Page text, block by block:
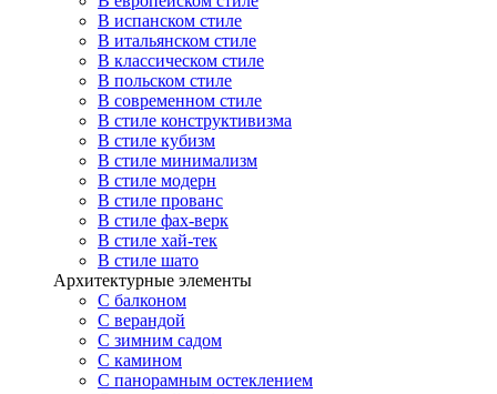
В испанском стиле
В итальянском стиле
В классическом стиле
В польском стиле
В современном стиле
В стиле конструктивизма
В стиле кубизм
В стиле минимализм
В стиле модерн
В стиле прованс
В стиле фах-верк
В стиле хай-тек
В стиле шато
Архитектурные элементы
С балконом
С верандой
С зимним садом
С камином
С панорамным остеклением